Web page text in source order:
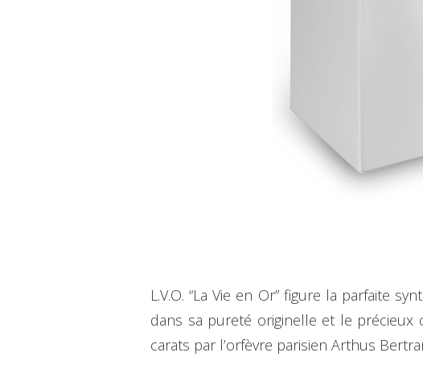
L.V.O. “La Vie en Or” figure la parfaite
dans sa pureté originelle et le précieux
carats par l’orfèvre parisien Arthus